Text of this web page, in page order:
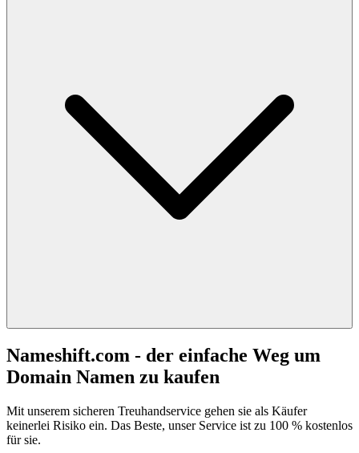
Nameshift.com - der einfache Weg um
Domain Namen zu kaufen
Mit unserem sicheren Treuhandservice gehen sie als Käufer
keinerlei Risiko ein. Das Beste, unser Service ist zu 100 % kostenlos
für sie.